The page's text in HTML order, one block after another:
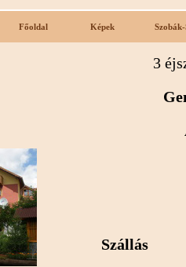
Főoldal Képek
3
Szállás